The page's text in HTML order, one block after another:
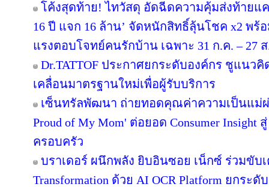
โค้งสุดท้าย! ไทวัสดุ อัดฉีดความคุ้มส่งท้ายแ
16 ปี แจก 16 ล้าน’ จัดหนักสิทธิ์ลุ้นโชค x2 พ
แรงตอบโจทย์คนรักบ้าน เฉพาะ 31 ก.ค. – 27
Dr.TATTOF ประกาศยกระดับองค์กร ชูแนว
เคลื่อนมาตรฐานใหม่เพื่อผู้รับบริการ
เซ็นทรัลพัฒนา ถ่ายทอดคุณค่าความเป็นแม่ผ่า
Proud of My Mom' ต่อยอด Consumer Insight
ครอบครัว
บราเดอร์ ผนึกพลัง ยิบอินซอย เน็กซ์ ร่วมขับเ
Transformation ด้วย AI OCR Platform ยกระ